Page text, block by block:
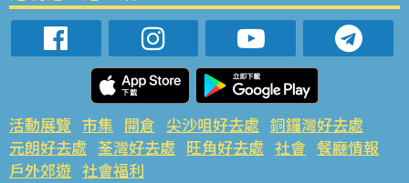
活動展覽 市集 開倉 尖沙咀好去處 銅鑼灣好去處
元朗好去處 荃灣好去處 旺角好去處 社會 餐廳情報
戶外郊遊 社會福利